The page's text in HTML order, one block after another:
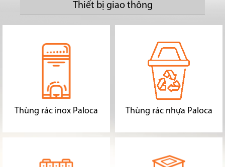
Thiết bị giao thông
Thùng rác inox Paloca Thùng rác nhựa Paloca